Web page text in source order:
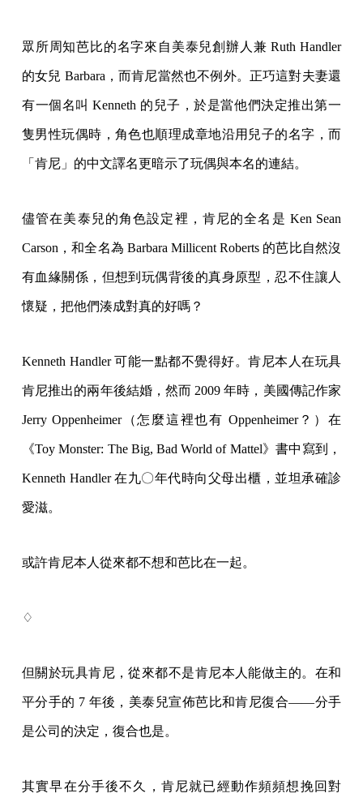
眾所周知芭比的名字來自美泰兒創辦人兼 Ruth Handler
的女兒 Barbara，而肯尼當然也不例外。正巧這對夫妻還
有一個名叫 Kenneth 的兒子，於是當他們決定推出第一
隻男性玩偶時，角色也順理成章地沿用兒子的名字，而
「肯尼」的中文譯名更暗示了玩偶與本名的連結。
儘管在美泰兒的角色設定裡，肯尼的全名是 Ken Sean
Carson，和全名為 Barbara Millicent Roberts 的芭比自然沒
有血緣關係，但想到玩偶背後的真身原型，忍不住讓人
懷疑，把他們湊成對真的好嗎？
Kenneth Handler 可能一點都不覺得好。肯尼本人在玩具
肯尼推出的兩年後結婚，然而 2009 年時，美國傳記作家
Jerry Oppenheimer（怎麼這裡也有 Oppenheimer？）在
《Toy Monster: The Big, Bad World of Mattel》書中寫到，
Kenneth Handler 在九〇年代時向父母出櫃，並坦承確診
愛滋。
或許肯尼本人從來都不想和芭比在一起。
♢
但關於玩具肯尼，從來都不是肯尼本人能做主的。在和
平分手的 7 年後，美泰兒宣佈芭比和肯尼復合——分手
是公司的決定，復合也是。
其實早在分手後不久，肯尼就已經動作頻頻想挽回對